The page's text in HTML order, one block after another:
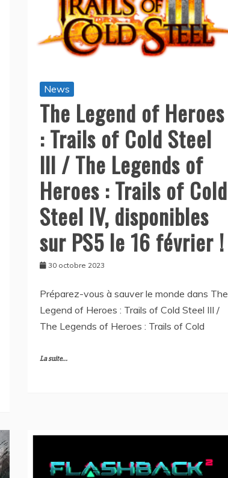
News
The Legend of Heroes
: Trails of Cold Steel
III / The Legends of
Heroes : Trails of Cold
Steel IV, disponibles
sur PS5 le 16 février !
30 octobre 2023
Préparez-vous à sauver le monde dans The
Legend of Heroes : Trails of Cold Steel III /
The Legends of Heroes : Trails of Cold
La suite...